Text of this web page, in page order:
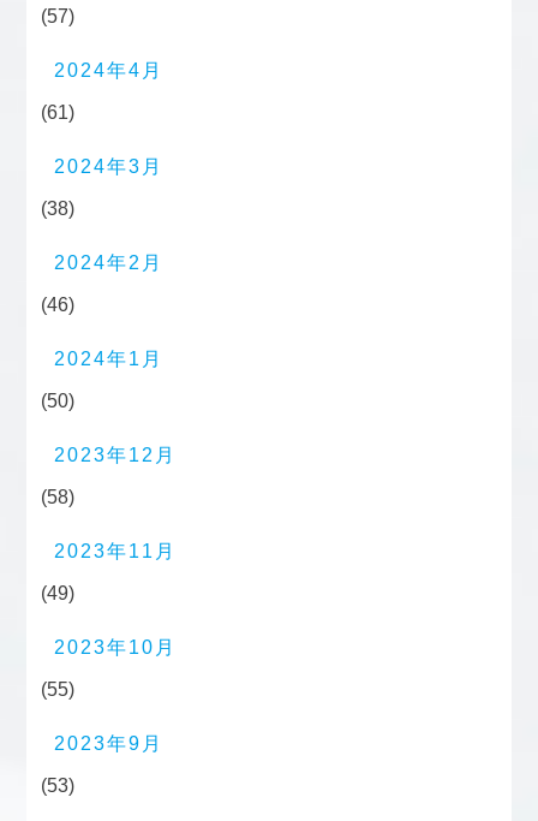
(57)
2024年4月
(61)
2024年3月
(38)
2024年2月
(46)
2024年1月
(50)
2023年12月
(58)
2023年11月
(49)
2023年10月
(55)
2023年9月
(53)